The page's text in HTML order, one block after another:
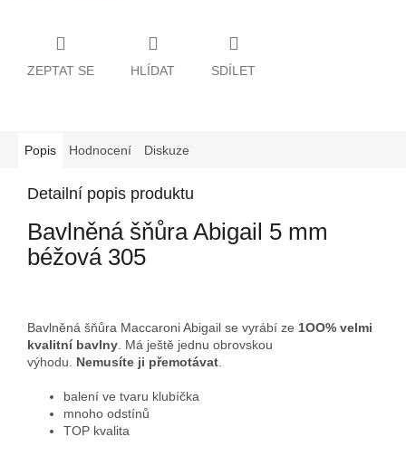
ZEPTAT SE HLÍDAT SDÍLET
Popis Hodnocení Diskuze
Detailní popis produktu
Bavlněná šňůra Abigail 5 mm
béžová 305
Bavlněná šňůra Maccaroni Abigail se vyrábí ze 1OO% velmi
kvalitní bavlny. Má ještě jednu obrovskou
výhodu. Nemusíte ji přemotávat.
balení ve tvaru klubíčka
mnoho odstínů
TOP kvalita